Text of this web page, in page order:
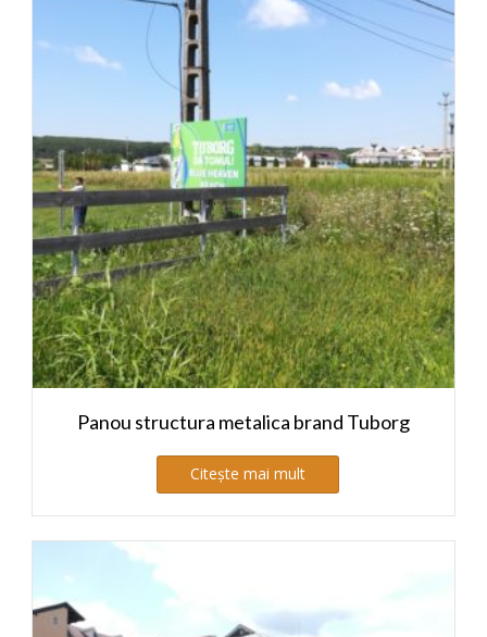
Panou structura metalica brand Tuborg
Citește mai mult